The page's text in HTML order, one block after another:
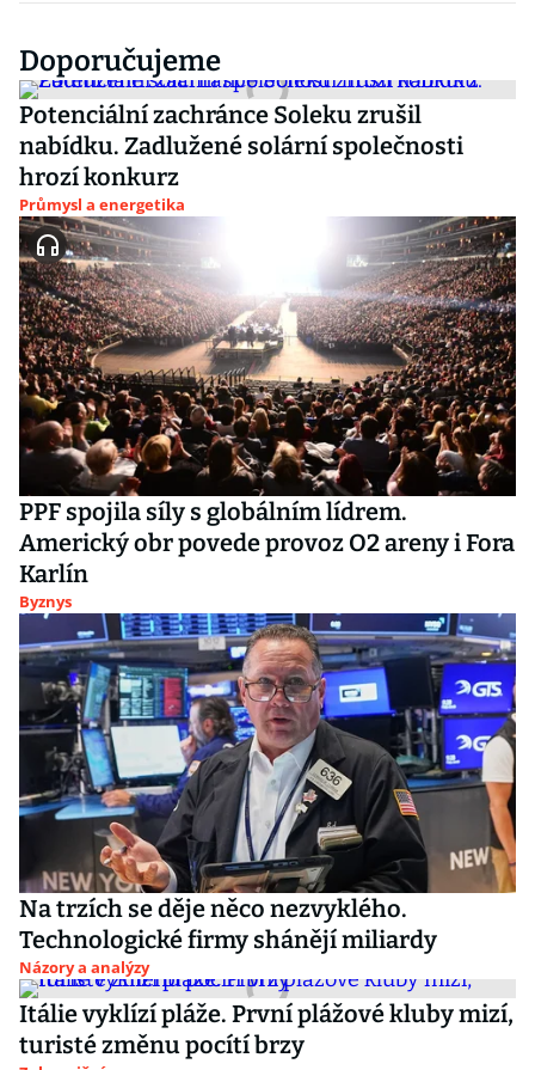
Doporučujeme
Potenciální zachránce Soleku zrušil
nabídku. Zadlužené solární společnosti
hrozí konkurz
Průmysl a energetika
PPF spojila síly s globálním lídrem.
Americký obr povede provoz O2 areny i Fora
Karlín
Byznys
Na trzích se děje něco nezvyklého.
Technologické firmy shánějí miliardy
Názory a analýzy
Itálie vyklízí pláže. První plážové kluby mizí,
turisté změnu pocítí brzy